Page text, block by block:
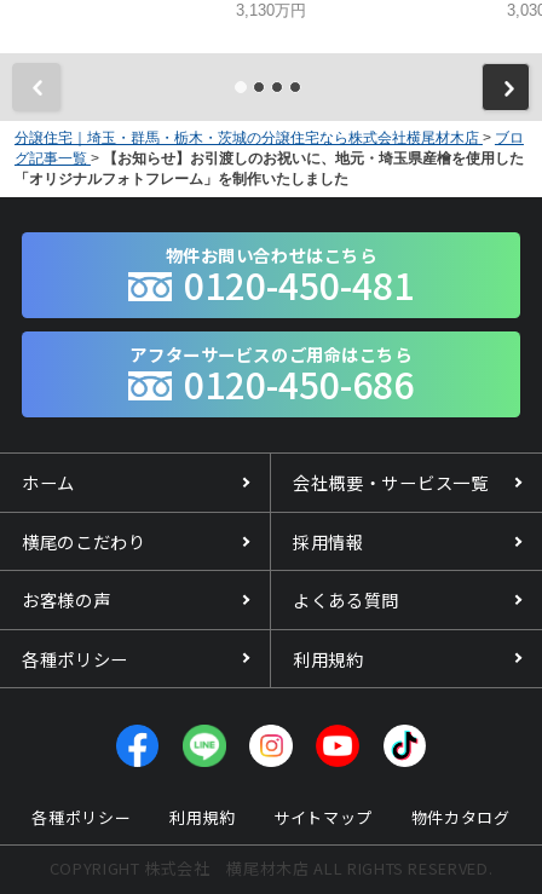
3,130万円
分譲住宅｜埼玉・群馬・栃木・茨城の分譲住宅なら株式会社横尾材木店 > ブロ
グ記事一覧 >
【お知らせ】お引渡しのお祝いに、地元・埼玉県産檜を使用した
「オリジナルフォトフレーム」を制作いたしました
物件お問い合わせはこちら
0120-450-481
アフターサービスのご用命はこちら
0120-450-686
ホーム 会社概要・サービス一覧
横尾のこだわり 採用情報
お客様の声 よくある質問
各種ポリシー 利用規約
各種ポリシー 利用規約 サイトマップ 物件カタログ
COPYRIGHT 株式会社 横尾材木店 ALL RIGHTS RESERVED.